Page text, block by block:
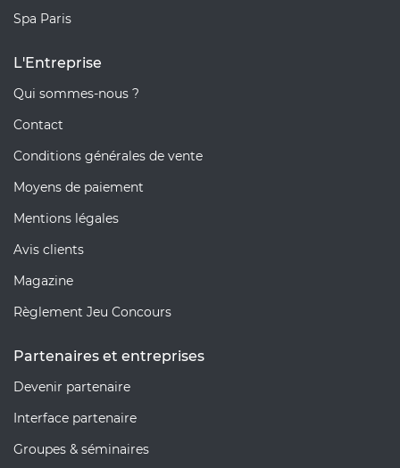
Spa Paris
L'Entreprise
Qui sommes-nous ?
Contact
Conditions générales de vente
Moyens de paiement
Mentions légales
Avis clients
Magazine
Règlement Jeu Concours
Partenaires et entreprises
Devenir partenaire
Interface partenaire
Groupes & séminaires